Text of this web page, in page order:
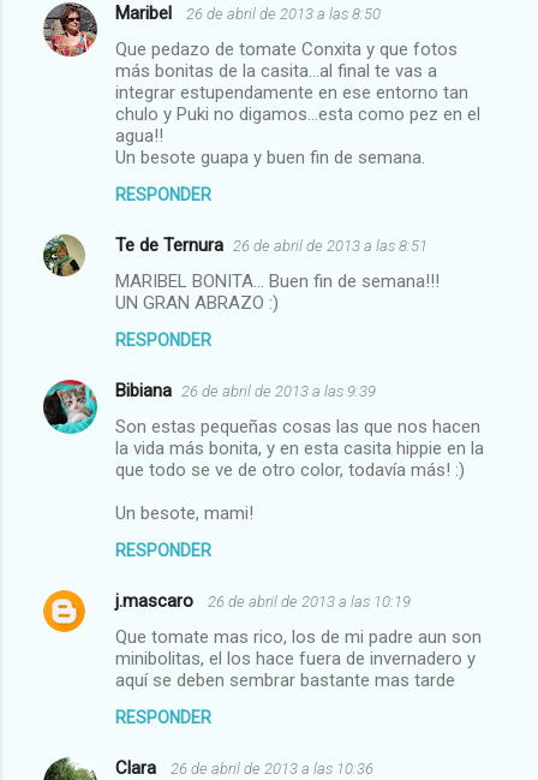
Maribel 26 de abril de 2013 a las 8:50
Que pedazo de tomate Conxita y que fotos
más bonitas de la casita...al final te vas a
integrar estupendamente en ese entorno tan
chulo y Puki no digamos...esta como pez en el
agua!!
Un besote guapa y buen fin de semana.
RESPONDER
Te de Ternura 26 de abril de 2013 a las 8:51
MARIBEL BONITA... Buen fin de semana!!!
UN GRAN ABRAZO :)
RESPONDER
Bibiana 26 de abril de 2013 a las 9:39
Son estas pequeñas cosas las que nos hacen
la vida más bonita, y en esta casita hippie en la
que todo se ve de otro color, todavía más! :)
Un besote, mami!
RESPONDER
j.mascaro 26 de abril de 2013 a las 10:19
Que tomate mas rico, los de mi padre aun son
minibolitas, el los hace fuera de invernadero y
aquí se deben sembrar bastante mas tarde
RESPONDER
Clara 26 de abril de 2013 a las 10:36